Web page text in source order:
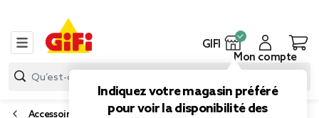
GIFI
Indiquez votre magasin préféré
pour voir la disponibilité des
Mon compte
Accessoires salle de bain